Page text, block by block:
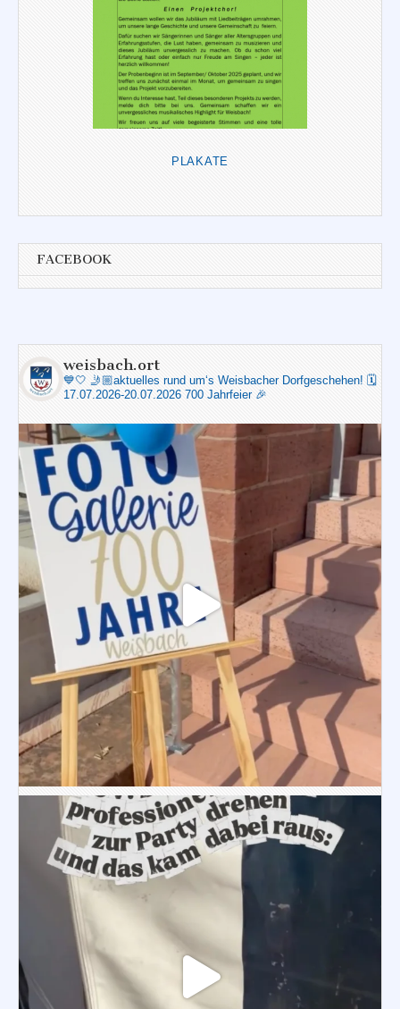
PLAKATE
FACEBOOK
weisbach.ort
💙🤍 🤳🏼aktuelles rund um‘s Weisbacher Dorfgeschehen! 🗓️
17.07.2026-20.07.2026 700 Jahrfeier 🎉